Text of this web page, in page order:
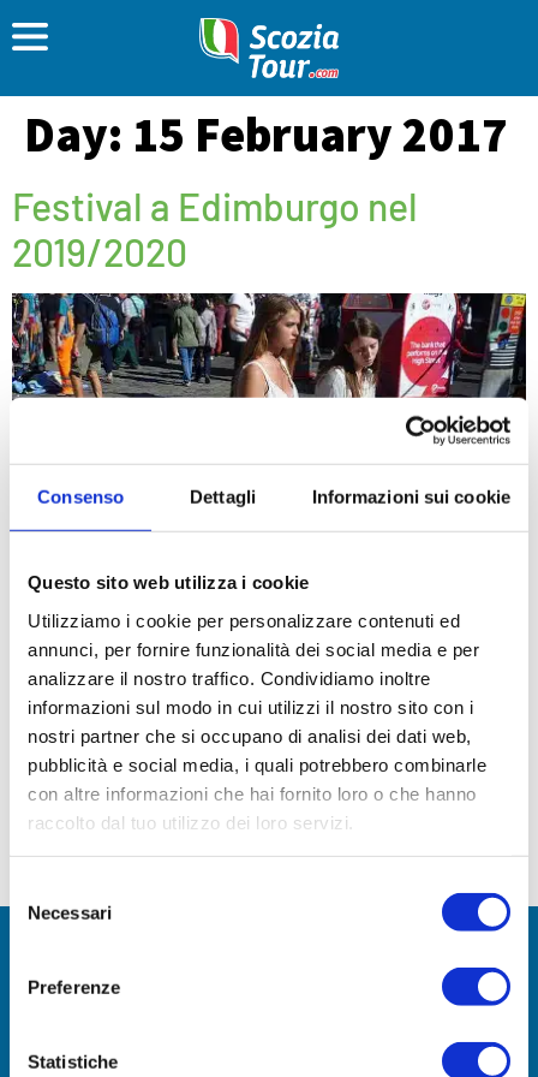
Consenso Dettagli Informazioni sui cookie
Questo sito web utilizza i cookie
Utilizziamo i cookie per personalizzare contenuti ed
annunci, per fornire funzionalità dei social media e per
analizzare il nostro traffico. Condividiamo inoltre
informazioni sul modo in cui utilizzi il nostro sito con i
nostri partner che si occupano di analisi dei dati web,
pubblicità e social media, i quali potrebbero combinarle
con altre informazioni che hai fornito loro o che hanno
raccolto dal tuo utilizzo dei loro servizi.
delNecessari
Preferenze
Statistiche
Day: 15 February 2017
Festival a Edimburgo nel
2019/2020
Un’anno di cultura e divertimento Edimburgo, “la città
dei festival”. Con questo nome si conosce, nel mondo,
la capitale della Scozia. Al famosissimo “festival di
agosto” vengono turisti da tutto il mondo per
partecipare ai molteplici eventi di musica, spettacolo
Entra a far parte della nostra comunità di avventurieri